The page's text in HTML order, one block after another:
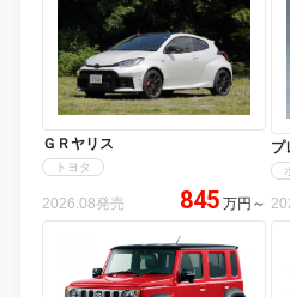
ＧＲヤリス
トヨタ
2026.08発売 845 万円 ～
プ